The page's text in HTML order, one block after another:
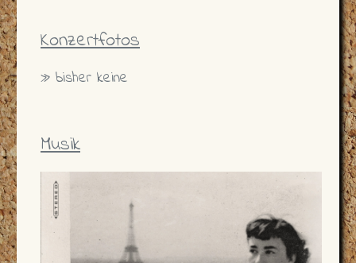
Konzertfotos
» bisher keine
Musik